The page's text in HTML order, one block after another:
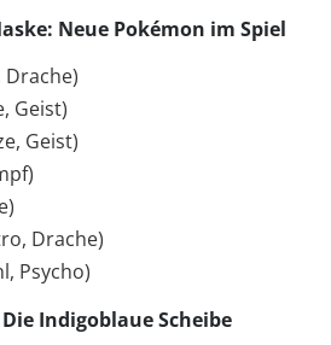
Neue Pokémon im Spiel
Drache)
Geist)
Geist)
Drache)
Psycho)
Indigoblaue Scheibe